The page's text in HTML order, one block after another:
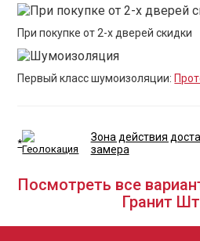
При покупке от 2-х дверей скидки
Первый класс шумоизоляции:
*
Зона действия
замера
Посмотреть все
Гранит